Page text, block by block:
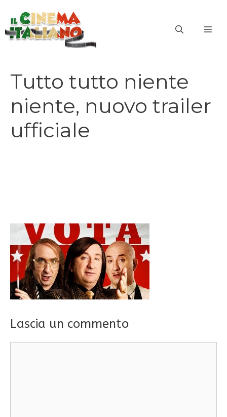
contenuto
Tutto tutto niente
niente, nuovo trailer
ufficiale
Lascia un commento